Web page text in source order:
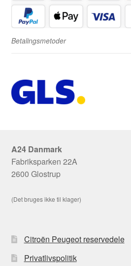
Betalingsmetoder
A24 Danmark
Fabriksparken 22A
2600 Glostrup
(Det bruges ikke til klager)
Citroën Peugeot reservedele
Privatlivspolitik